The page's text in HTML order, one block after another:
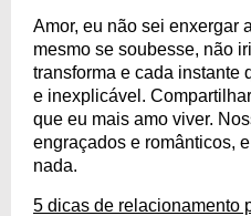
Amor, eu não sei enxergar
mesmo se soubesse, não
transforma e cada instante
e inexplicável.
que eu mais amo viver.
engraçados e românticos,
nada.
5 dicas de relacionamento